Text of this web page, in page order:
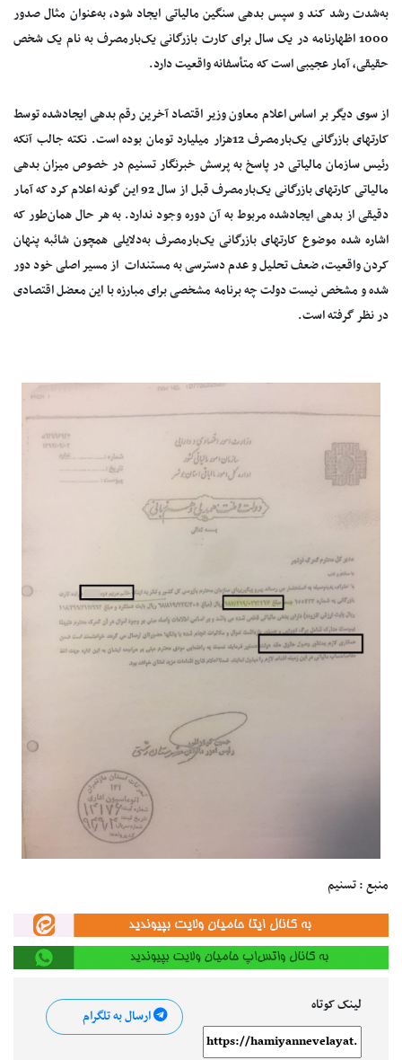
به‌شدت رشد کند و سپس بدهی سنگین مالیاتی ایجاد شود، به‌عنوان مثال صدور
1000 اظهارنامه در یک سال برای کارت بازرگانی یک‌بارمصرف به نام یک شخص
حقیقی، آمار عجیبی است که متأسفانه واقعیت دارد.
از سوی دیگر بر اساس اعلام معاون وزیر اقتصاد آخرین رقم بدهی ایجادشده توسط
کارتهای بازرگانی یک‌بارمصرف 12هزار میلیارد تومان بوده است. نکته جالب آنکه
رئیس سازمان مالیاتی در پاسخ به پرسش خبرنگار تسنیم در خصوص میزان بدهی
مالیاتی کارتهای بازرگانی یک‌بارمصرف قبل از سال 92 این گونه اعلام کرد که آمار
دقیقی از بدهی ایجادشده مربوط به آن دوره وجود ندارد. به هر حال همان‌طور که
اشاره شده موضوع کارتهای بازرگانی یک‌بارمصرف به‌دلایلی همچون شائبه پنهان
کردن واقعیت، ضعف تحلیل و عدم دسترسی به مستندات از مسیر اصلی خود دور
شده و مشخص نیست دولت چه برنامه مشخصی برای مبارزه با این معضل اقتصادی
در نظر گرفته است.
منبع : تسنیم
لینک کوتاه
ارسال به تلگرام